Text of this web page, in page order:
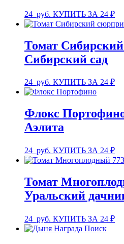
24 руб. КУПИТЬ ЗА 24 ₽
Томат
Сибирский сад
24 руб. КУПИТЬ ЗА 24 ₽
Флокс
Аэлита
24 руб. КУПИТЬ ЗА 24 ₽
Томат
Уральский
24 руб. КУПИТЬ ЗА 24 ₽